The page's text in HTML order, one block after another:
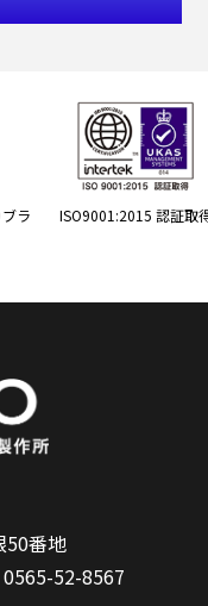
ラ
ISO9001:2015 認証取
50番地
52-8567